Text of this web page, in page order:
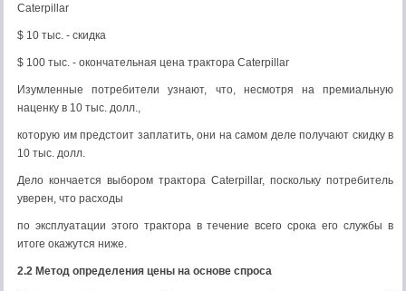
Caterpillar
$ 10 тыс. - скидка
$ 100 тыс. - окончательная цена трактора Caterpillar
Изумленные потребители узнают, что, несмотря на премиальную
наценку в 10 тыс. долл.,
которую им предстоит заплатить, они на самом деле получают скидку в
10 тыс. долл.
Дело кончается выбором трактора Caterpillar, поскольку потребитель
уверен, что расходы
по эксплуатации этого трактора в течение всего срока его службы в
итоге окажутся ниже.
2.2 Метод определения цены на основе спроса